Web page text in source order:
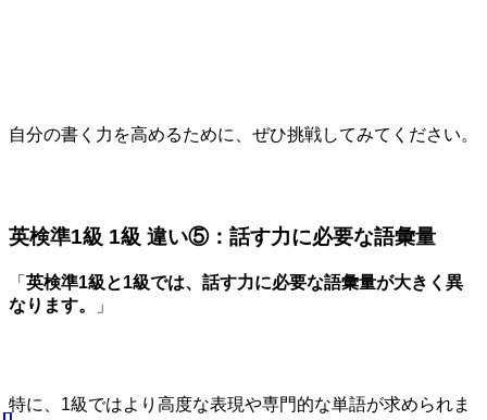
自分の書く力を高めるために、ぜひ挑戦してみてください。
英検準1級 1級 違い⑤：話す力に必要な語彙量
「 英検準1級と1級では、話す力に必要な語彙量が大きく異
なります。
」
特に、1級ではより高度な表現や専門的な単語が求められま